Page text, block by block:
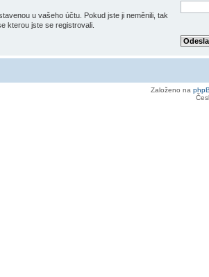
u vašeho účtu. Pokud jste ji neměnili, tak
kterou jste se registrovali.
Založeno na